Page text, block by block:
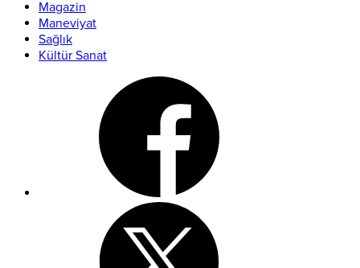
Magazin
Maneviyat
Sağlık
Kültür Sanat